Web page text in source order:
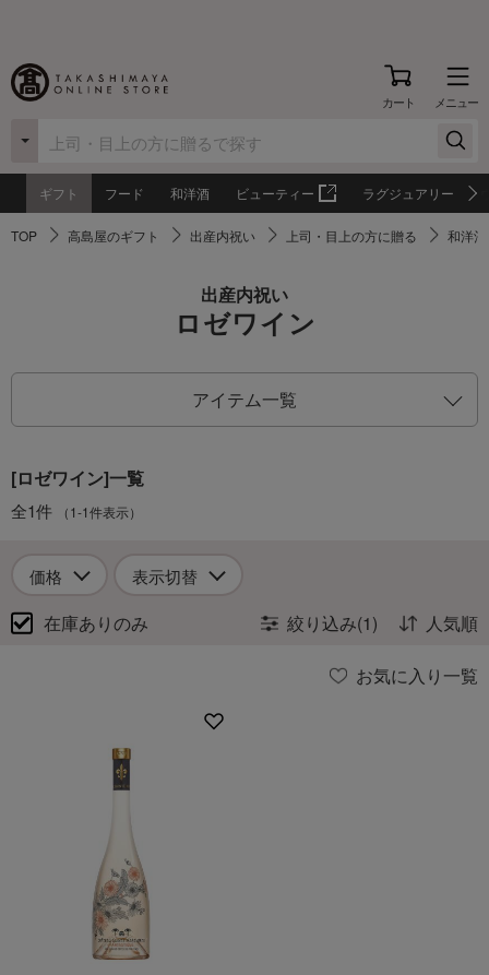
カート メニュー
ギフト フード 和洋酒 ビューティー ラグジュアリー
TOP 高島屋のギフト 出産内祝い 上司・目上の方に贈る 和洋酒
出産内祝い
ロゼワイン
アイテム一覧
[ロゼワイン]一覧
全1件 （1-1件表示）
価格 表示切替
在庫ありのみ 絞り込み(1) 人気順
お気に入り一覧